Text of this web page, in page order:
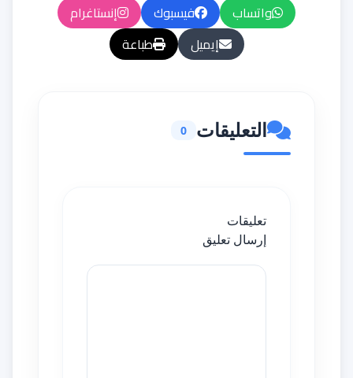
واتساب فيسبوك
إنستاغرام
إيميل
طباعة
التعليقات 0
تعليقات
إرسال تعليق